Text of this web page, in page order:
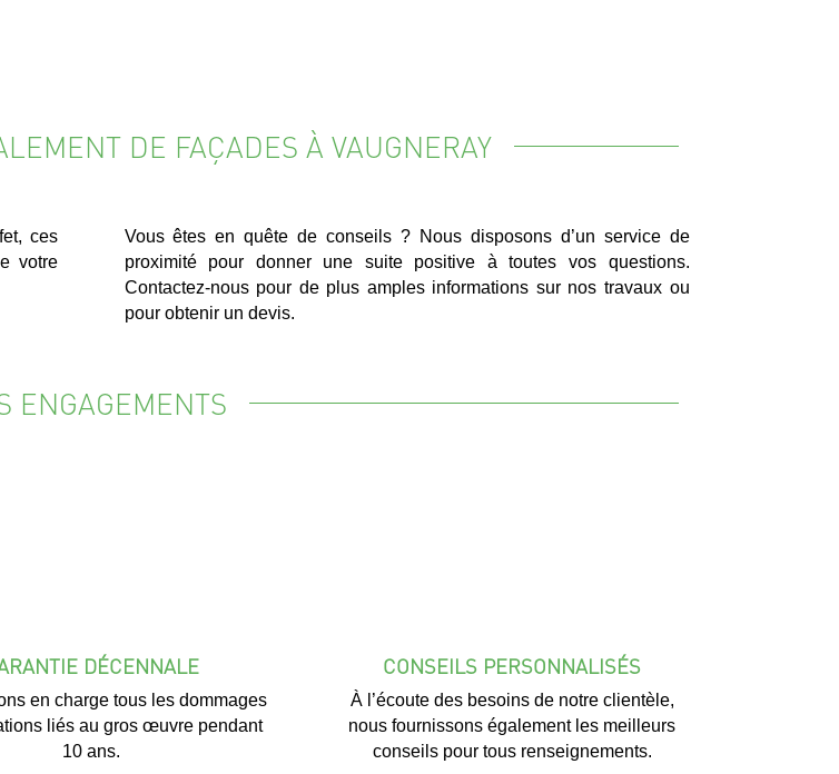
DE FAÇADES À VAUGNERAY
ces
votre
Vous êtes en quête de conseils ? Nous disposons d’un service de
proximité pour donner une suite positive à toutes vos questions.
Contactez-nous pour de plus amples informations sur nos travaux ou
pour obtenir un devis.
ENGAGEMENTS
DÉCENNALE
en charge tous les dommages
liés au gros œuvre pendant
10 ans.
CONSEILS PERSONNALISÉS
À l’écoute des besoins de notre clientèle,
nous fournissons également les meilleurs
conseils pour tous renseignements.